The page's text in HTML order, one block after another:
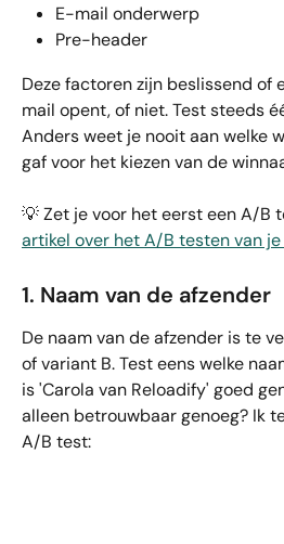
E-mail onderwerp
Pre-header
Deze factoren zijn beslissend of
mail opent, of niet. Test steeds
Anders weet je nooit aan welke
gaf voor het kiezen van de
💡 Zet je voor het eerst een A/B
artikel over het A/B testen van
1. Naam van de afzender
De naam van de afzender is te
of variant B. Test eens welke
is 'Carola van Reloadify' goed
alleen betrouwbaar genoeg? Ik
A/B test: